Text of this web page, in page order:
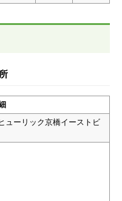
ーリック京橋イーストビ